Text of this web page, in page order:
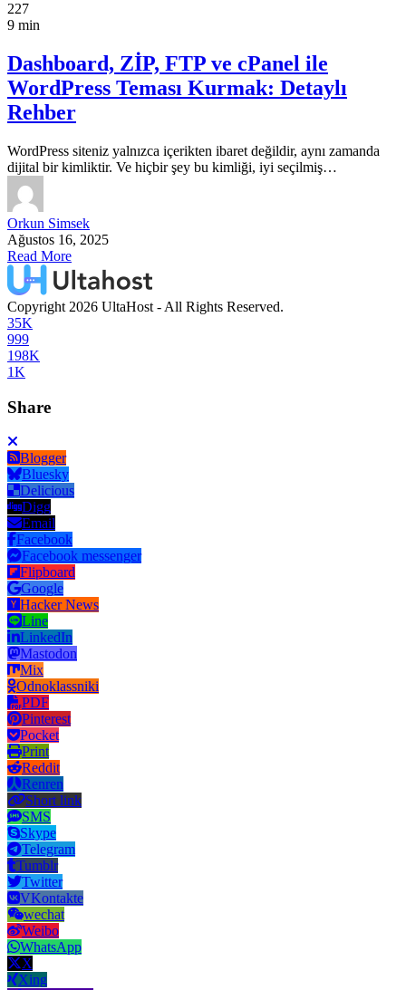
227
9 min
Dashboard, ZİP, FTP ve cPanel ile
WordPress Teması Kurmak: Detaylı
Rehber
WordPress siteniz yalnızca içerikten ibaret değildir, aynı zamanda
dijital bir kimliktir. Ve hiçbir şey bu kimliği, iyi seçilmiş…
Orkun Simsek
Ağustos 16, 2025
Read More
Copyright 2026 UltaHost - All Rights Reserved.
35K
999
198K
1K
Share
Blogger
Bluesky
Delicious
Digg
Email
Facebook
Facebook messenger
Flipboard
Google
Hacker News
Line
LinkedIn
Mastodon
Mix
Odnoklassniki
PDF
Pinterest
Pocket
Print
Reddit
Renren
Short link
SMS
Skype
Telegram
Tumblr
Twitter
VKontakte
wechat
Weibo
WhatsApp
X
Xing